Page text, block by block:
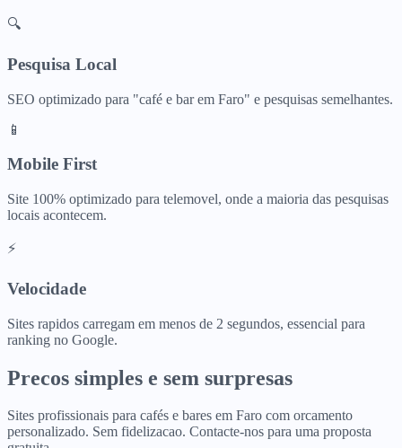
🔍
Pesquisa Local
SEO optimizado para "café e bar em Faro" e pesquisas semelhantes.
📱
Mobile First
Site 100% optimizado para telemovel, onde a maioria das pesquisas
locais acontecem.
⚡
Velocidade
Sites rapidos carregam em menos de 2 segundos, essencial para
ranking no Google.
Precos simples e sem surpresas
Sites profissionais para cafés e bares em Faro com orcamento
personalizado. Sem fidelizacao. Contacte-nos para uma proposta